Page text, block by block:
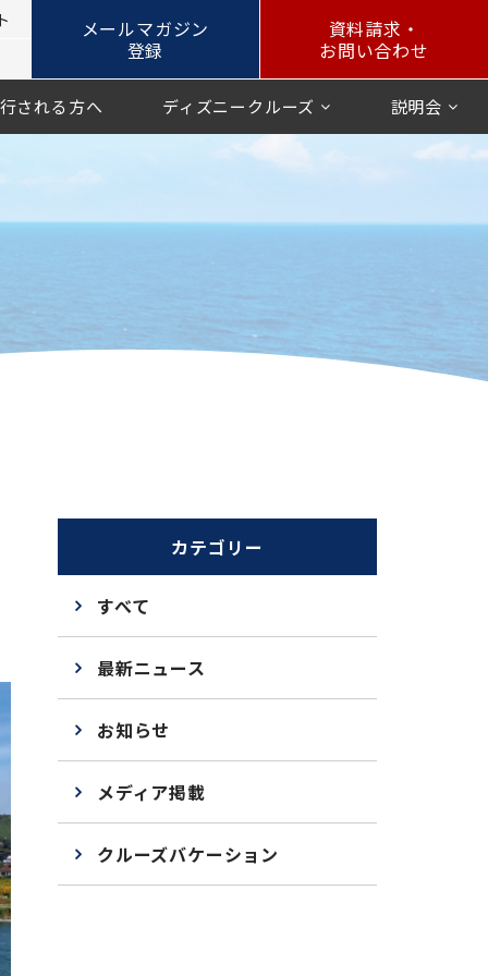
メールマガジン
登録
資料請求・
お問い合わせ
される方へ ディズニークルーズ 説明会
カテゴリー
すべて
最新ニュース
お知らせ
メディア掲載
クルーズバケーション